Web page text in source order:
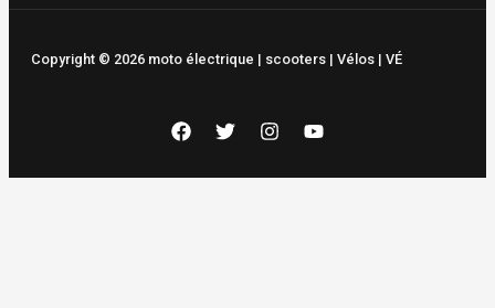
Copyright © 2026 moto électrique | scooters | Vélos | VÉ